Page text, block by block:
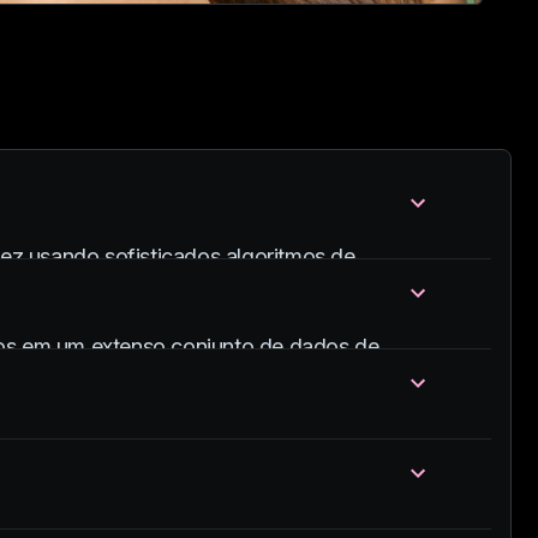
usando sofisticados algoritmos de
em um extenso conjunto de dados de
não envolva imagens de pessoas reais sem